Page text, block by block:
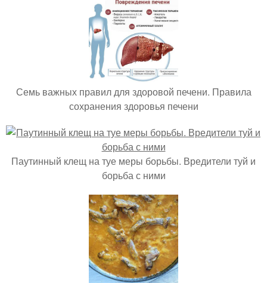
Семь важных правил для здоровой печени. Правила
сохранения здоровья печени
Паутинный клещ на туе меры борьбы. Вредители туй и
борьба с ними